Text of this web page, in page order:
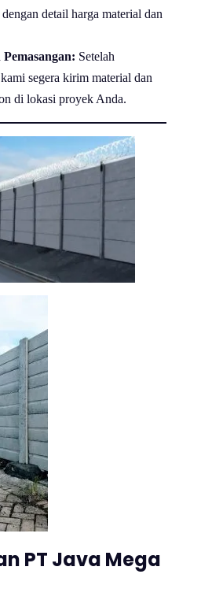
detail harga material dan
Setelah
segera kirim material dan
di lokasi proyek Anda.
PT Java Mega